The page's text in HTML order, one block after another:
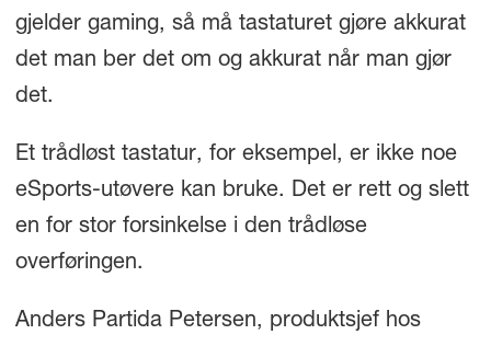
gjelder gaming, så må tastaturet gjøre akkurat
det man ber det om og akkurat når man gjør
det.
Et trådløst tastatur, for eksempel, er ikke noe
eSports-utøvere kan bruke. Det er rett og slett
en for stor forsinkelse i den trådløse
overføringen.
Anders Partida Petersen, produktsjef hos